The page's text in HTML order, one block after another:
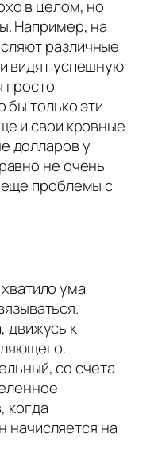
в целом, но
Например, на
различные
видят успешную
просто
бы только эти
и свои кровные
долларов у
не очень
проблемы с
ума
движусь к
со счета
когда
начисляется на